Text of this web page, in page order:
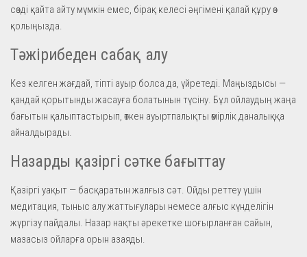
сөзді қайта айту мүмкін емес, бірақ келесі әңгімені қалай құру өз
қолыңызда.
Тәжірибеден сабақ алу
Кез келген жағдай, тіпті ауыр болса да, үйретеді. Маңыздысы —
қандай қорытынды жасауға болатынын түсіну. Бұл ойлаудың жаңа
бағытын қалыптастырып, өткен ауыртпалықты өмірлік даналыққа
айналдырады.
Назарды қазіргі сәтке бағыттау
Қазіргі уақыт — басқаратын жалғыз сәт. Ойды реттеу үшін
медитация, тыныс алу жаттығулары немесе алғыс күнделігін
жүргізу пайдалы. Назар нақты әрекетке шоғырланған сайын,
мазасыз ойларға орын азаяды.